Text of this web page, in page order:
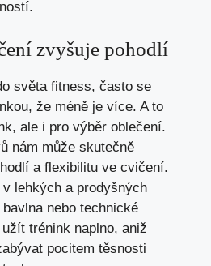
zvyšuje pohodlí
světa fitness, často se
že méně je více. A to
ale i pro výběr oblečení.
nám může skutečně
a flexibilitu ve cvičení.
lehkých a prodyšných
nebo technické
trénink naplno, aniž
pocitem těsnosti